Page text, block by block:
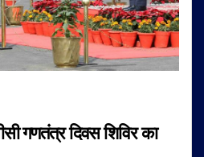
गणतंत्र दिवस शिविर का